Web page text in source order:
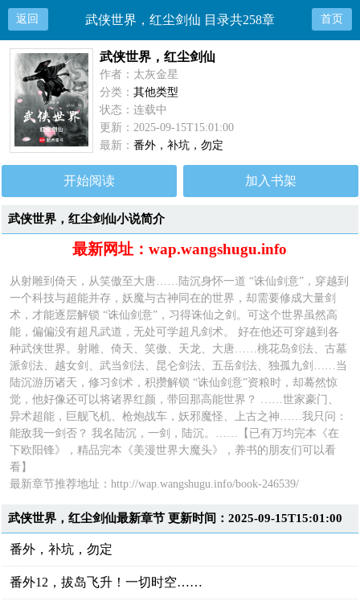
返回 武侠世界，红尘剑仙 目录共258章 首页
武侠世界，红尘剑仙
作者：太灰金星
分类：其他类型
状态：连载中
更新：2025-09-15T15:01:00
最新：番外，补坑，勿定
开始阅读 加入书架
武侠世界，红尘剑仙小说简介
最新网址：wap.wangshugu.info
从射雕到倚天，从笑傲至大唐……陆沉身怀一道 “诛仙剑意”，穿越到
一个科技与超能并存，妖魔与古神同在的世界，却需要修成大量剑
术，才能逐层解锁 “诛仙剑意”，习得诛仙之剑。可这个世界虽然高
能，偏偏没有超凡武道，无处可学超凡剑术。 好在他还可穿越到各
种武侠世界。射雕、倚天、笑傲、天龙、大唐……桃花岛剑法、古墓
派剑法、越女剑、武当剑法、昆仑剑法、五岳剑法、独孤九剑……当
陆沉游历诸天，修习剑术，积攒解锁 “诛仙剑意”资粮时，却蓦然惊
觉，他好像还可以将诸界红颜，带回那高能世界？ ……世家豪门、
异术超能，巨舰飞机、枪炮战车，妖邪魔怪、上古之神……我只问：
能敌我一剑否？ 我名陆沉，一剑，陆沉。……【已有万均完本《在
下欧阳锋》，精品完本《美漫世界大魔头》，养书的朋友们可以看
看】
最新章节推荐地址：http://wap.wangshugu.info/book-246539/
武侠世界，红尘剑仙最新章节 更新时间：2025-09-15T15:01:00
番外，补坑，勿定
番外12，拔岛飞升！一切时空……